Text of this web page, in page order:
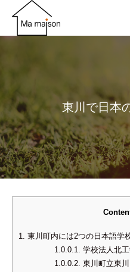
東 川 で日 本
1. 東川町内には2つの日本語学
1.0.0.1. 学校法人北
1.0.0.2. 東川町立東